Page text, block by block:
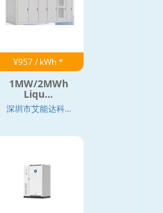
¥957 / kWh *
1MW/2MWh
Liqu...
深圳市艾能达科...